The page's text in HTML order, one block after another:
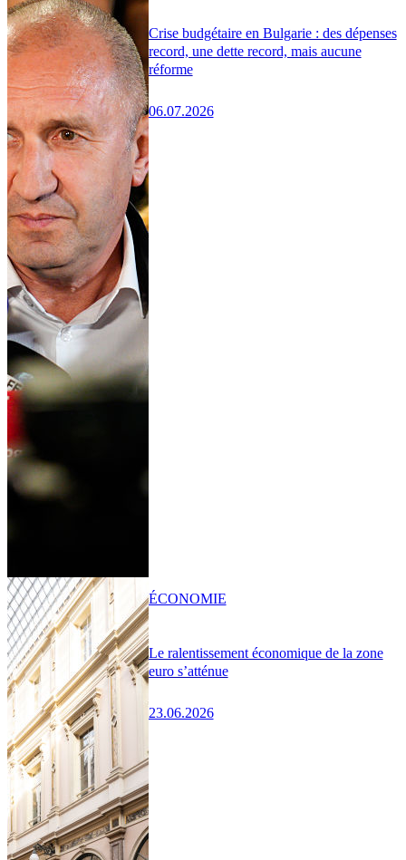
Crise budgétaire en Bulgarie : des dépenses
record, une dette record, mais aucune
réforme
06.07.2026
Le ralentissement économique de la zone
euro s’atténue
23.06.2026
ÉCONOMIE